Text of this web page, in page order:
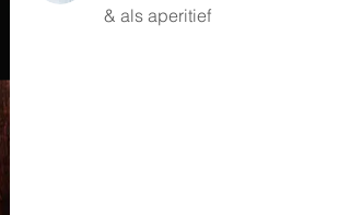
& als aperitief